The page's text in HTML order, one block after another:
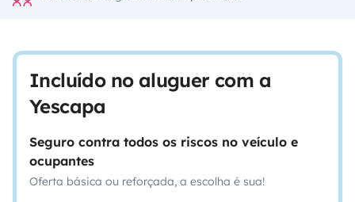
Incluído no aluguer com a
Yescapa
Seguro contra todos os riscos no veículo e
ocupantes
Oferta básica ou reforçada, a escolha é sua!